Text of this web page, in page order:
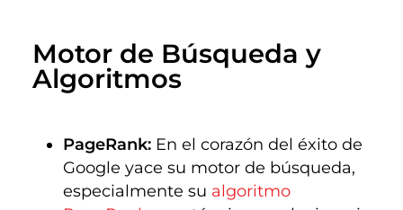
Motor de Búsqueda y
Algoritmos
PageRank: En el corazón del éxito de
Google yace su motor de búsqueda,
especialmente su algoritmo